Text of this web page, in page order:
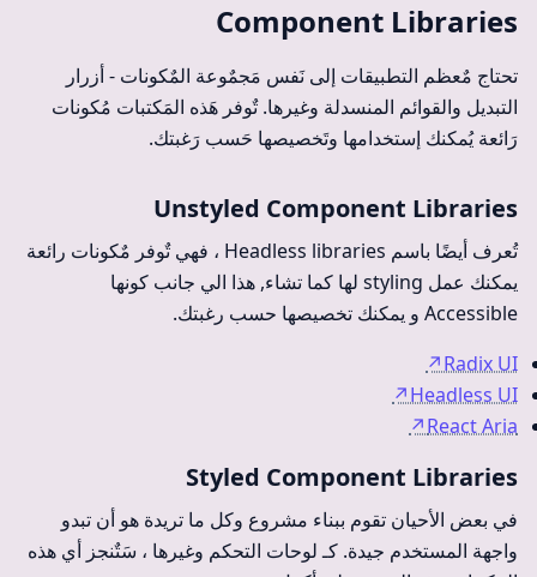
Component Libraries
تحتاج مٌعظم التطبيقات إلى نَفس مَجمٌوعة المٌكونات - أزرار
التبديل والقوائم المنسدلة وغيرها. تٌوفر هَذه المَكتبات مُكونات
رَائعة يُمكنك إستخدامها وتَخصيصها حَسب رَغبتك.
Unstyled Component Libraries
تُعرف أيضًا باسم Headless libraries ، فهي تٌوفر مٌكونات رائعة
يمكنك عمل styling لها كما تشاء, هذا الي جانب كونها
Accessible و يمكنك تخصيصها حسب رغبتك.
Radix UI
↗
Headless UI
↗
React Aria
↗
Styled Component Libraries
في بعض الأحيان تقوم ببناء مشروع وكل ما تريدة هو أن تبدو
واجهة المستخدم جيدة. كـ لوحات التحكم وغيرها ، سَتٌنجز أي هذه